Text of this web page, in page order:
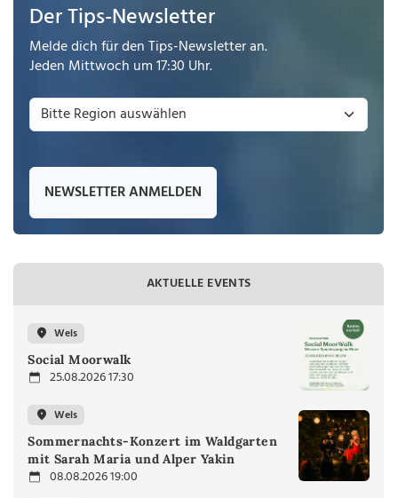
Der Tips-Newsletter
Melde dich für den Tips-Newsletter an.
Jeden Mittwoch um 17:30 Uhr.
NEWSLETTER ANMELDEN
AKTUELLE EVENTS
Wels
Social Moorwalk
25.08.2026 17:30
Wels
Sommernachts-Konzert im Waldgarten
mit Sarah Maria und Alper Yakin
08.08.2026 19:00